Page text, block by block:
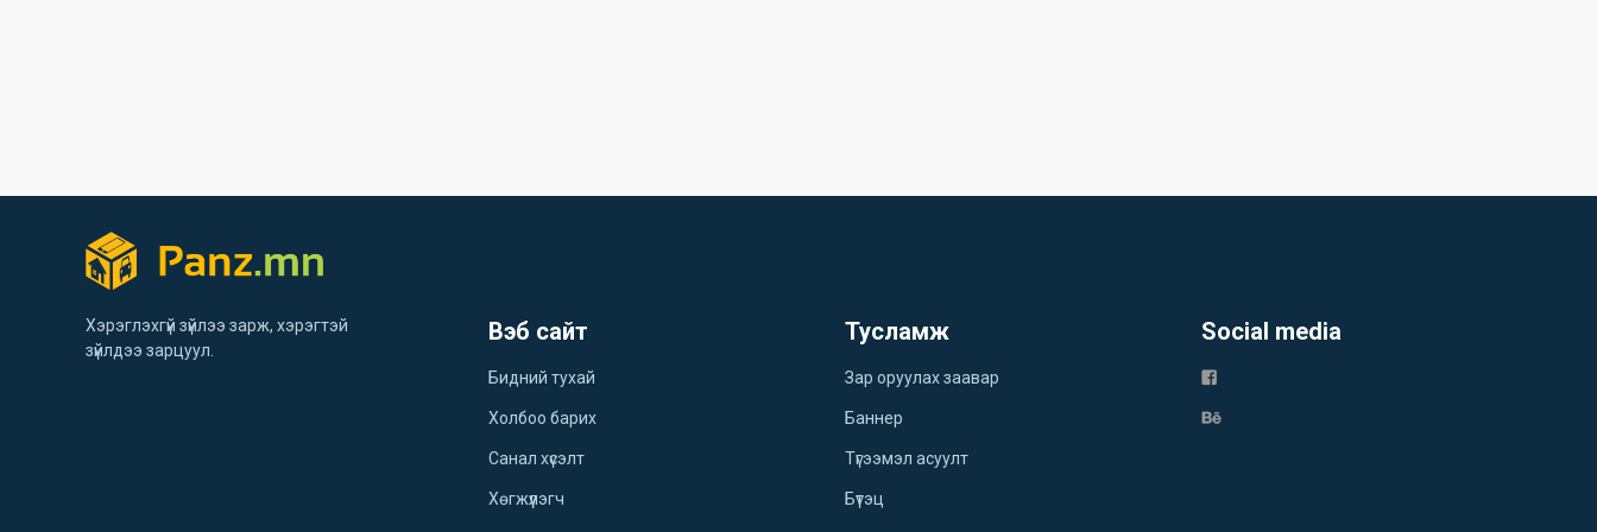
Хэрэглэхгүй зүйлээ зарж, хэрэгтэй
зүйлдээ зарцуул.
Вэб сайт
Бидний тухай
Холбоо барих
Санал хүсэлт
Хөгжүүлэгч
Тусламж
Зар оруулах заавар
Баннер
Түгээмэл асуулт
Бүтэц
Social media